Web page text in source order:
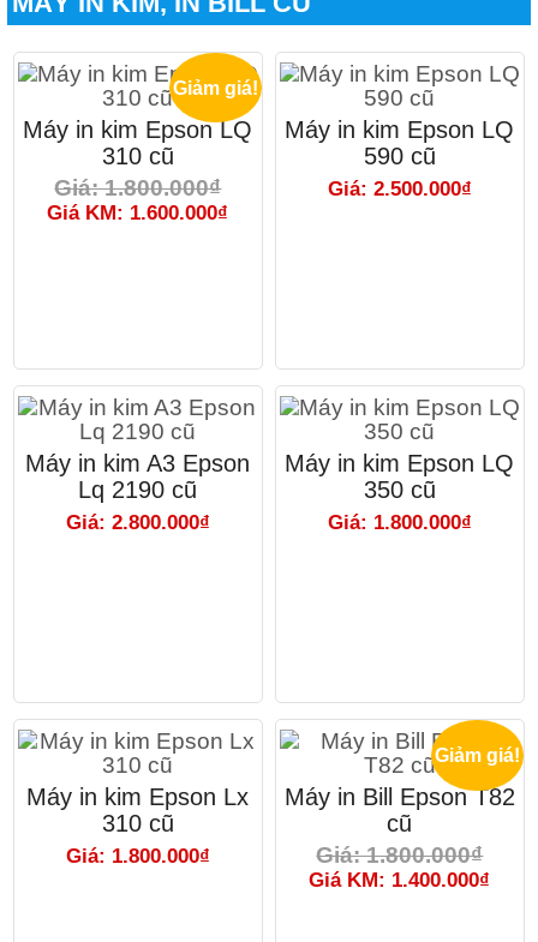
Giảm giá!
Máy in kim Epson LQ
310 cũ
Giá: 1.800.000₫
Giá KM: 1.600.000₫
Máy in kim Epson LQ
590 cũ
Giá: 2.500.000₫
Máy in kim A3 Epson
Lq 2190 cũ
Giá: 2.800.000₫
Máy in kim Epson LQ
350 cũ
Giá: 1.800.000₫
Máy in kim Epson Lx
310 cũ
Giá: 1.800.000₫
Giảm giá!
Máy in Bill Epson T82
cũ
Giá: 1.800.000₫
Giá KM: 1.400.000₫